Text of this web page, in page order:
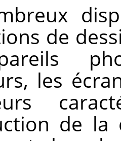
de
les
de la